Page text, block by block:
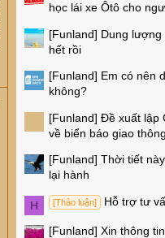
học lái xe Ôtô cho
[Funland] Dung lượng
hết rồi
[Funland] Em có nên
không?
[Funland] Đề xuất lập
về biển báo giao
[Funland] Thời tiết
lại hành
H [Thảo luận] Hỗ trợ tư
[Funland] Xin thông